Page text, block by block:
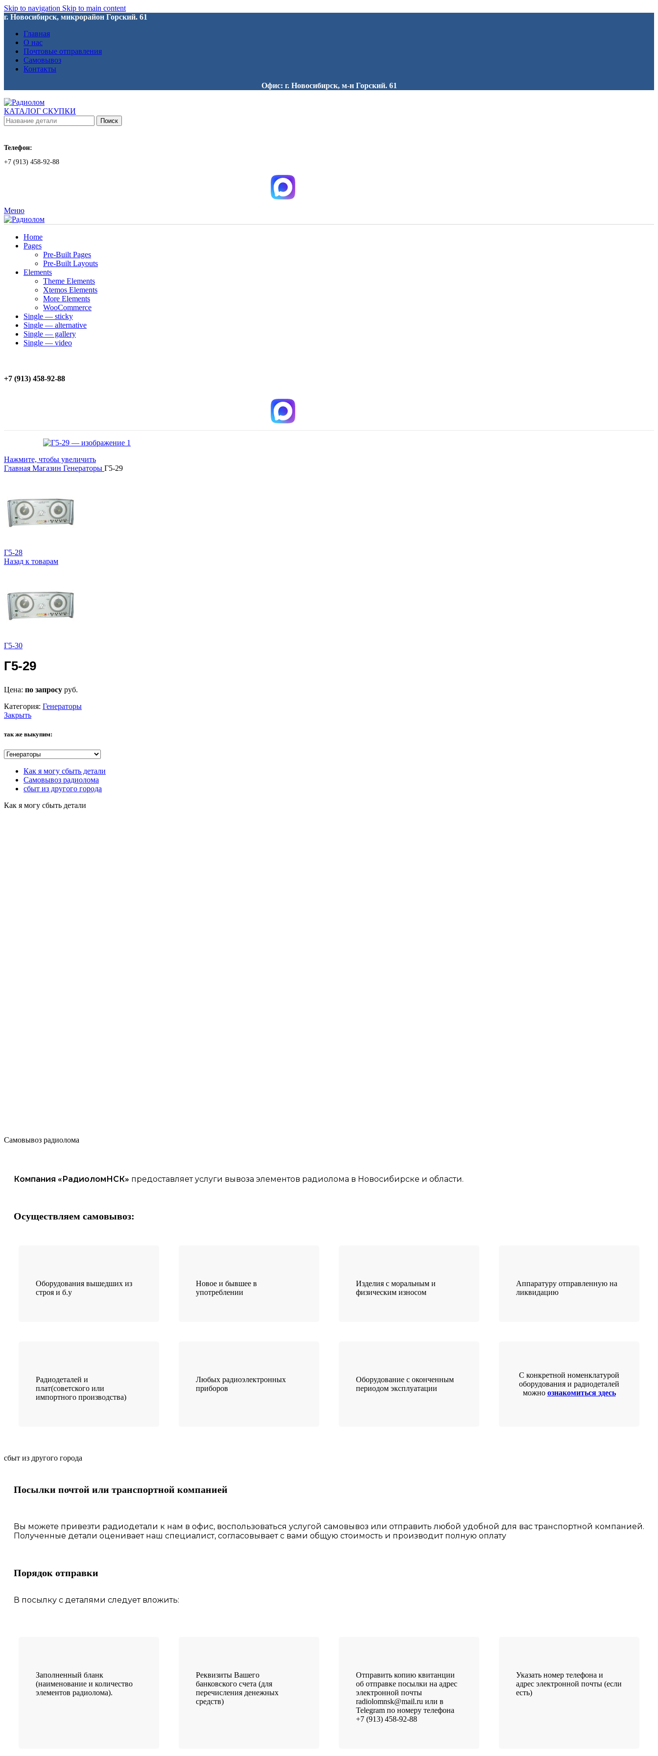
Skip to navigation Skip to main content
г. Новосибирск, микрорайон Горский. 61
Главная
О нас
Почтовые отправления
Самовывоз
Контакты
Офис: г. Новосибирск, м-н Горский. 61
КАТАЛОГ СКУПКИ
Поиск
Телефон:
+7 (913) 458-92-88
Меню
Home
Pages
Pre-Built Pages
Pre-Built Layouts
Elements
Theme Elements
Xtemos Elements
More Elements
WooCommerce
Single — sticky
Single — alternative
Single — gallery
Single — video
+7 (913) 458-92-88
Нажмите, чтобы увеличить
Главная Магазин Генераторы Г5-29
Г5-28
Назад к товарам
Г5-30
Г5-29
Цена: по запросу руб.
Категория: Генераторы
Закрыть
так же выкупим:
Как я могу сбыть детали
Самовывоз радиолома
сбыт из другого города
Как я могу сбыть детали
Самовывоз радиолома
Компания « РадиоломНСК» предоставляет услуги вывоза элементов радиолома в Новосибирске и области.
Осуществляем самовывоз:
Оборудования вышедших из
строя и б.у
Новое и бывшее в
употреблении
Изделия с моральным и
физическим износом
Аппаратуру отправленную на
ликвидацию
Радиодеталей и
плат(советского или
импортного производства)
Любых радиоэлектронных
приборов
Оборудование с оконченным
периодом эксплуатации
С конкретной номенклатурой
оборудования и радиодеталей
можно ознакомиться здесь
сбыт из другого города
Посылки почтой или транспортной компанией
Вы можете привезти радиодетали к нам в офис, воспользоваться услугой самовывоз или отправить любой удобной для вас транспортной компанией.
Полученные детали оценивает наш специалист, согласовываетс вами общую стоимость и производит полную оплату
Порядок отправки
В посылку с деталями следует вложить:
Заполненный бланк
(наименование и количество
элементов радиолома).
Реквизиты Вашего
банковского счета (для
перечисления денежных
средств)
Отправить копию квитанции
об отправке посылки на адрес
электронной почты
radiolomnsk@mail.ru или в
Telegram по номеру телефона
+7 (913) 458-92-88
Указать номер телефона и
адрес электронной почты (если
есть)